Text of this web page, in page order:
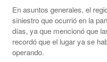
En asuntos generales, el
siniestro que ocurrió en la
días, ya que mencionó que
recordó que el lugar ya se
operando.